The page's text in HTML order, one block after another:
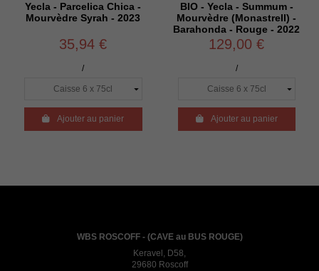
Yecla - Parcelica Chica -
Mourvèdre Syrah - 2023
35,94 €
/
Ajouter au panier
BIO - Yecla - Summum -
Mourvèdre (Monastrell) -
Barahonda - Rouge - 2022
129,00 €
/
Ajouter au panier
WBS ROSCOFF - (CAVE au BUS ROUGE)
Keravel, D58,
29680 Roscoff